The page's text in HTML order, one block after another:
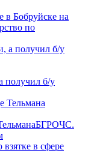
Бобруйске на
по
получил б/у
БГРОЧС.